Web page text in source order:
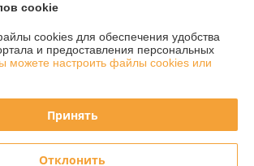
cookies
cookie
cookies для обеспечения удобства
и предоставления персональных
можете настроить файлы cookies или
Принять
Отклонить